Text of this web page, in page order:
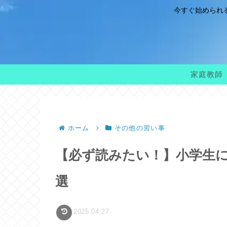
今すぐ始められ
家庭教師
ホーム その他の習い事
【必ず読みたい！】小学生
選
2025.04.27